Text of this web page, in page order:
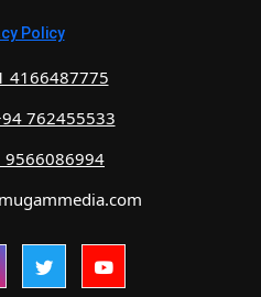
Policy
4166487775
762455533
9566086994